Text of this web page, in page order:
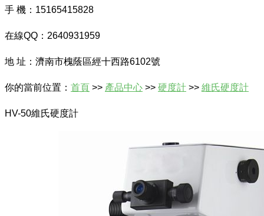
手 機：15165415828
在線QQ：2640931959
地 址：濟南市槐蔭區經十西路6102號
你的當前位置： 首頁 >> 產品中心 >> 硬度計 >> 維氏硬度計
HV-50維氏硬度計